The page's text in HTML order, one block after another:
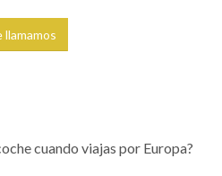
cuando viajas por Europa?